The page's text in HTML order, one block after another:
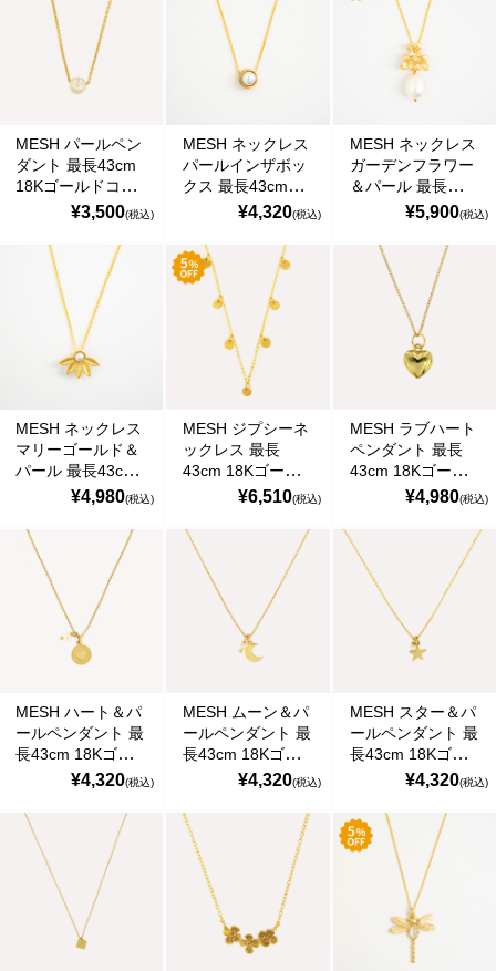
MESH パールペン
ダント 最長43cm
18Kゴールドコー
ト シルバー925 ポ
COL0130 Gold
Necklace
¥3,500(税込)
MESH ネックレス
パールインザボッ
クス 最長43cm
18Kゴールドコー
ルトガル直輸入
COL0130PC Gold
Necklace
¥4,320(税込)
MESH ネックレス
ガーデンフラワー
＆パール 最長
43cm 18Kゴール
925 ポルトガル直
輸入 COL0095
Gold Necklace
¥5,900(税込)
MESH ネックレス
マリーゴールド＆
パール 最長43cm
18Kゴールドコー
ルトガル直輸入
COL0147 Gold
Necklace
¥4,980(税込)
MESH ジプシーネ
ックレス 最長
43cm 18Kゴール
ドコート シルバー
輸入
COL0146GYM
Gold Necklace
¥6,510(税込)
MESH ラブハート
ペンダント 最長
43cm 18Kゴール
ドコート シルバー
輸入 COL337
Gold Necklace
¥4,980(税込)
MESH ハート＆パ
ールペンダント 最
長43cm 18Kゴー
ルドコート シルバ
直輸入 COL0014
Gold Necklace
¥4,320(税込)
MESH ムーン＆パ
ールペンダント 最
長43cm 18Kゴー
ルドコート シルバ
直輸入 COL0014
Gold Necklace
¥4,320(税込)
MESH スター＆パ
ールペンダント 最
長43cm 18Kゴー
ルドコート シルバ
直輸入 COL0014
Gold Necklace
¥4,320(税込)
す。当店で注文をしていないのにこのようなメールが届くなど、身
に覚えのない場合は、メールを開いたり、メール内のリンクをタッ
プしたり絶対にしないようご注意ください。なお、ご不明の場合
は、弊社またはヤマト運輸に直接お問い合わせください。〔 2024
年10月31日(木)〕
■**夏期休業日のお知らせ**2024年8月14日(水)および8月15日(木)は
夏期休業日とさせていただきます。そのため、8月13日(火)14:00か
ら8月16日(金)14:00の間のご注文分の発送は、8月16日(金)となりま
す。ご了承のほどお願い申し上げます。
■Amaricoドッグフード グレインフリー成犬用（レッド）とグレイ
ンフリー成犬～シニア犬用（ゴールド）が新入荷しました。
Amaricoドッグフード
ステイロイヤル グレインフリー ドッグフード
が新たに追加入荷い
たしました。
輸送遅延のため入荷が遅れておりました。まことに申し訳ございま